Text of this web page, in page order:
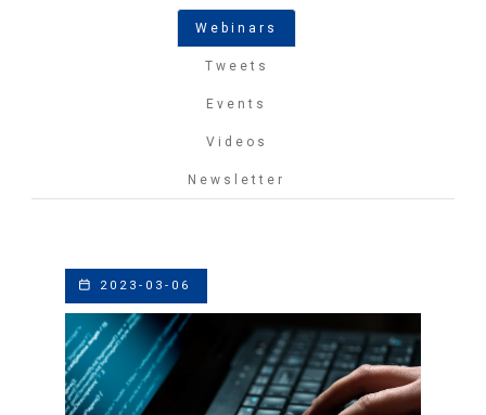
Webinars
Tweets
Events
Videos
Newsletter
2023-03-06